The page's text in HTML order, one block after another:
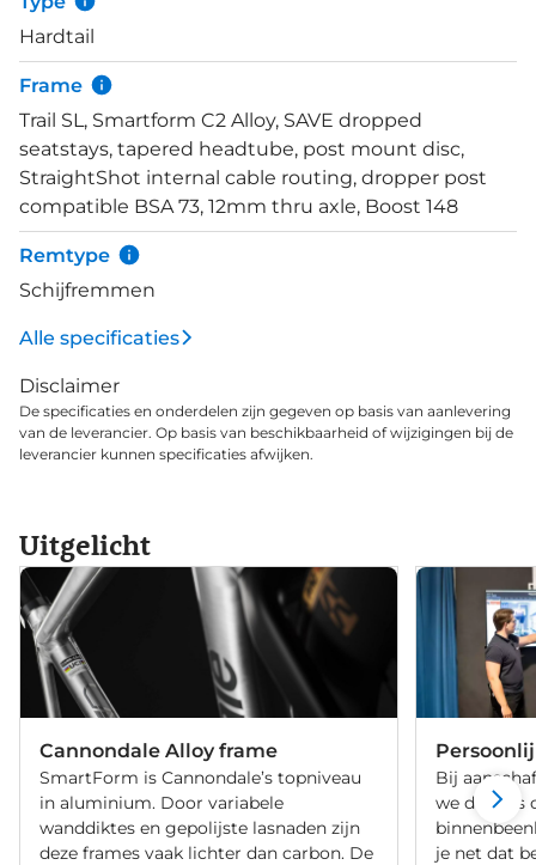
kwaliteit. De luchtgeveerde RockShox Judy Gold RL
voorvork met 100mm veerweg geven je de
controle op de stukken waar anderen het moeilijk
beginnen te krijgen. De brede Schwalbe Rocket
Rick 2.25 banden zorgen voor dat laatste
puzzelstukje. Er bestaat niet zoiets als teveel grip.
Hardtail
Frame
Trail SL, Smartform C2 Alloy, SAVE dropped
seatstays, tapered headtube, post mount disc,
StraightShot internal cable routing, dropper post
compatible BSA 73, 12mm thru axle, Boost 148
Remtype
Schijfremmen
Alle specificaties
Disclaimer
De specificaties en onderdelen zijn gegeven op basis van aanlevering
van de leverancier. Op basis van beschikbaarheid of wijzigingen bij de
leverancier kunnen specificaties afwijken.
Uitgelicht
Cannondale Alloy frame
SmartForm is Cannondale’s topniveau
in aluminium. Door variabele
wanddiktes en gepolijste lasnaden zijn
deze frames vaak lichter dan carbon. De
Bij
we de fiets
je net dat